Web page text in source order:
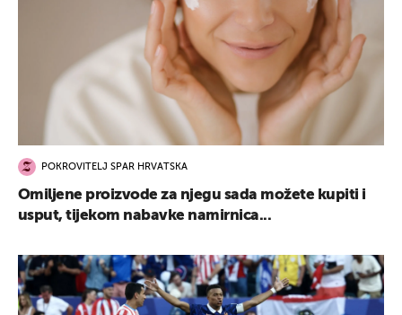
POKROVITELJ SPAR HRVATSKA
Omiljene proizvode za njegu sada možete kupiti i
usput, tijekom nabavke namirnica...